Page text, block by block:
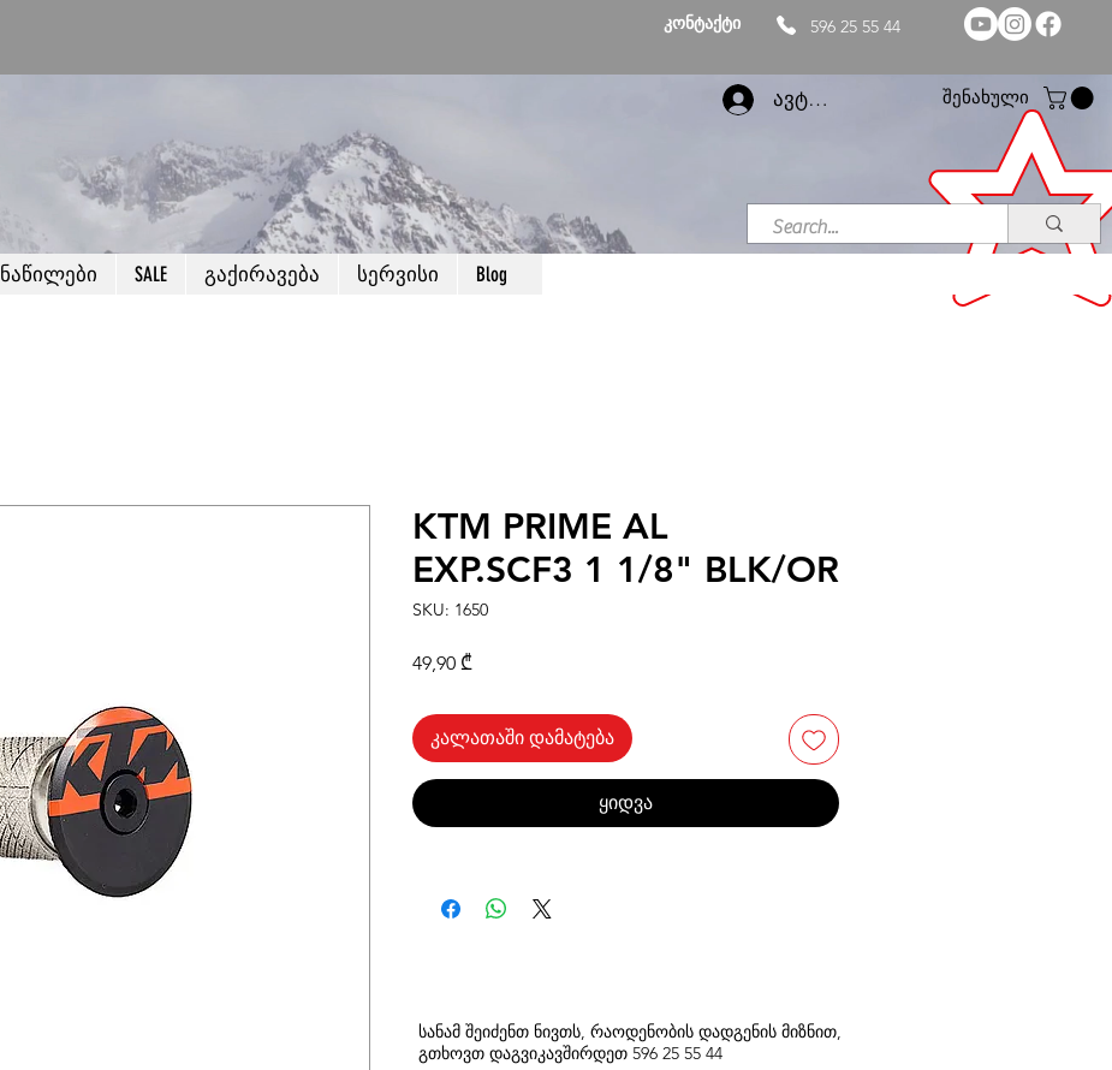
კონტაქტი 596 25 55 44
ავტორიზაცია შენახული
ნაწილები SALE გაქირავება სერვისი Blog
KTM PRIME AL
EXP.SCF3 1 1/8" BLK/OR
SKU: 1650
49,90 ₾
კალათაში დამატება
ყიდვა
სანამ შეიძენთ ნივთს, რაოდენობის დადგენის მიზნით,
გთხოვთ დაგვიკავშირდეთ 596 25 55 44